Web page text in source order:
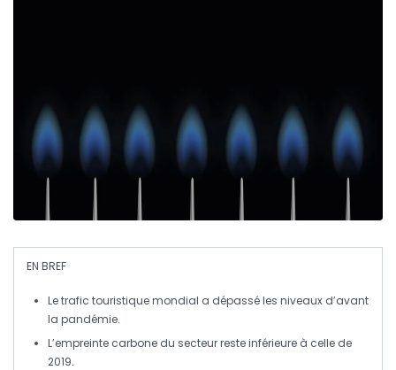
EN BREF
Letrafic touristique mondial a dépassé les niveaux d’avant
la pandémie.
L’empreinte carbone du secteur reste inférieure à celle de
2019.